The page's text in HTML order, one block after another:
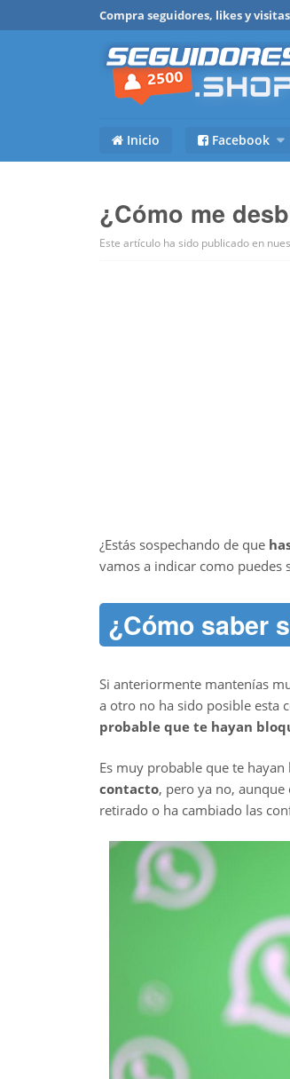
Compra seguidores, likes y
Inicio Facebook
¿Cómo me
Este artículo ha sido publicado en
¿Estás sospechando de que
vamos a indicar como puedes
¿Cómo saber
Si anteriormente mantenías
a otro no ha sido posible esta
probable que te hayan
Es muy probable que te
contacto, pero ya no,
retirado o ha cambiado las